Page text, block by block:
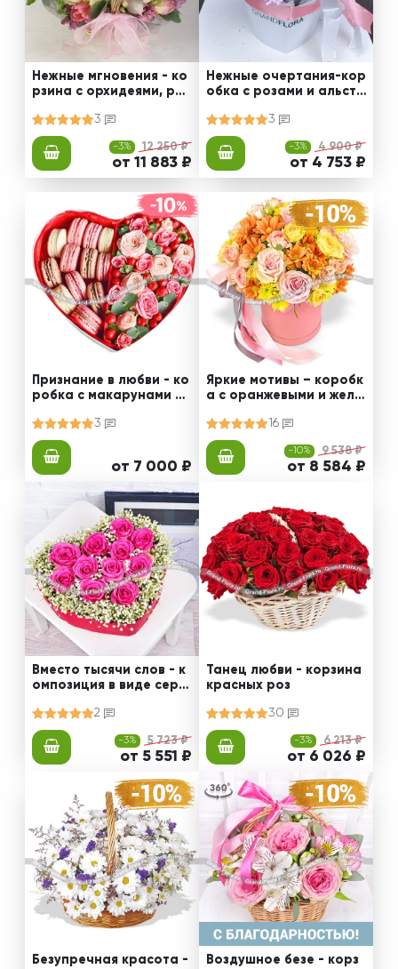
Нежные мгновения - ко
рзина с орхидеями, роз
3
-3% 12 250 ₽
от 11 883 ₽
Нежные очертания-кор
обка с розами и альстр
3
-3% 4 900 ₽
от 4 753 ₽
Признание в любви - ко
робка с макарунами и
3
от 7 000 ₽
Яркие мотивы – коробк
а с оранжевыми и желт
16
-10% 9 538 ₽
от 8 584 ₽
Вместо тысячи слов - к
омпозиция в виде серд
2
-3% 5 723 ₽
от 5 551 ₽
Танец любви - корзина
красных роз
30
-3% 6 213 ₽
от 6 026 ₽
Безупречная красота - Воздушное безе - корз